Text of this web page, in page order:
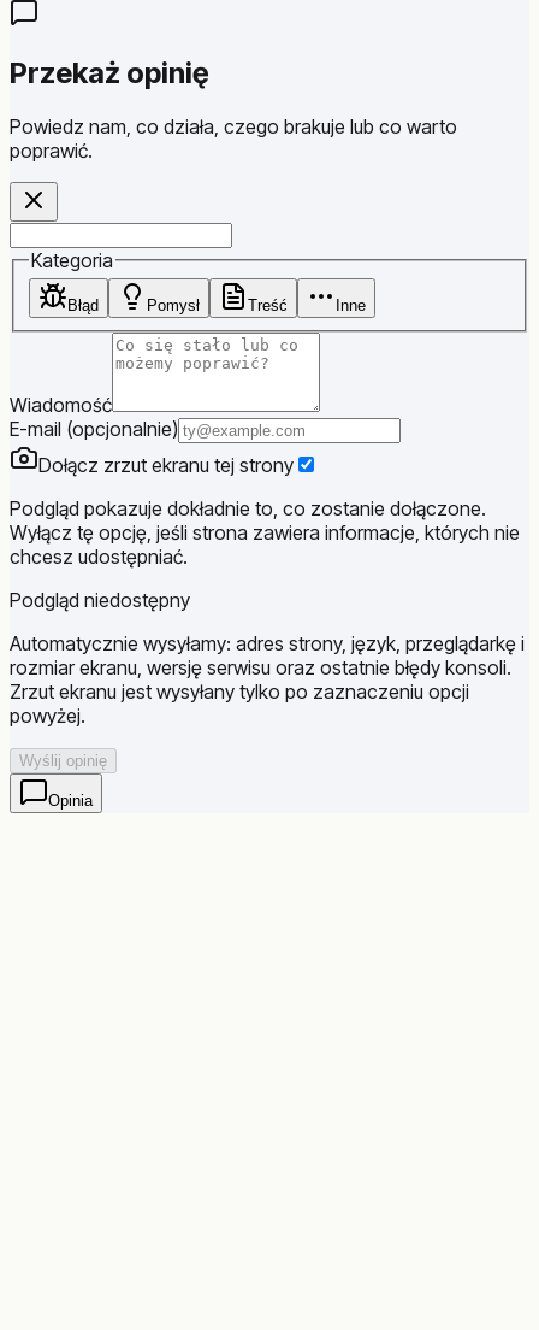
Przekaż opinię
Powiedz nam, co działa, czego brakuje lub co warto
poprawić.
Website
Kategoria
Błąd Pomysł Treść Inne
Wiadomość
E-mail (opcjonalnie)
Dołącz zrzut ekranu tej strony
Podgląd pokazuje dokładnie to, co zostanie dołączone.
Wyłącz tę opcję, jeśli strona zawiera informacje, których nie
chcesz udostępniać.
Podgląd niedostępny
Automatycznie wysyłamy: adres strony, język, przeglądarkę i
rozmiar ekranu, wersję serwisu oraz ostatnie błędy konsoli.
Zrzut ekranu jest wysyłany tylko po zaznaczeniu opcji
powyżej.
Wyślij opinię
Opinia